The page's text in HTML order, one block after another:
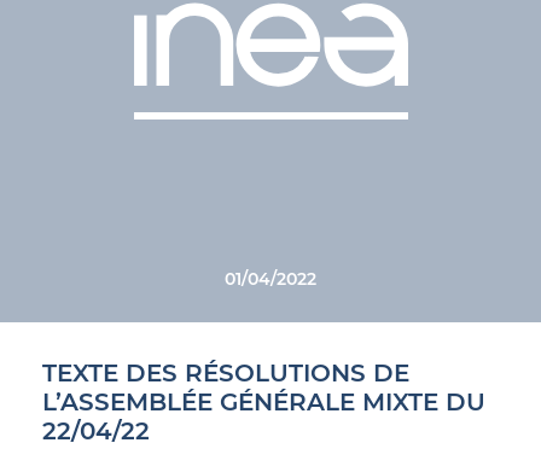
01/04/2022
TEXTE DES RÉSOLUTIONS DE
L’ASSEMBLÉE GÉNÉRALE MIXTE DU
22/04/22